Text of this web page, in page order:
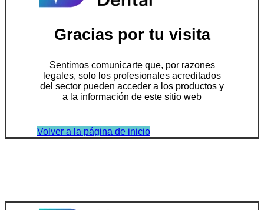
Gracias por tu visita
Sentimos comunicarte que, por razones
legales, solo los profesionales acreditados
del sector pueden acceder a los productos y
a la información de este sitio web
Volver a la página de inicio